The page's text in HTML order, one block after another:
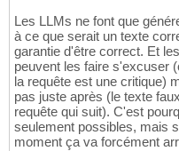
Les LLMs ne font que
à ce que serait un texte
garantie d'être correct. Et
peuvent les faire s'excuser
la requête est une critique)
pas juste après (le texte
requête qui suit). C'est
seulement possibles, mais
moment ça va forcément